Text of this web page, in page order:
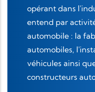
opérant dans
entend par
automobile : la
automobiles,
véhicules ainsi
constructeurs